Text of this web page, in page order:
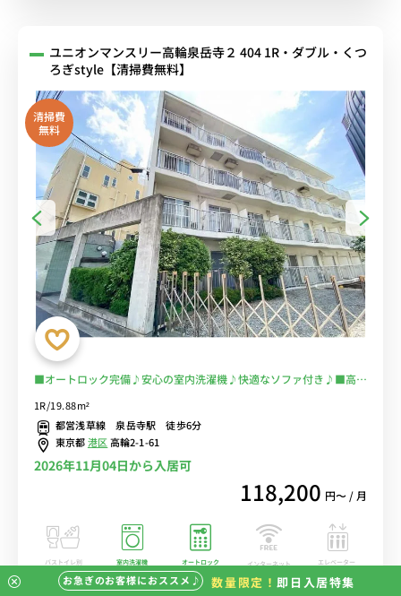
ユニオンマンスリー高輪泉岳寺２ 404 1R・ダブル・くつ
ろぎstyle【清掃費無料】
清掃費
無料
■オートロック完備♪安心の室内洗濯機♪快適なソファ付き♪■高輪
クラク♪品川は徒歩20分で少し歩きます。■選べるWi-Fi格安レンタ
ル中！
1R/19.88m²
都営浅草線 泉岳寺駅 徒歩6分
東京都港区高輪2-1-61
2026年11月04日から入居可
118,200 円〜 / 月
バストイレ別 室内洗濯機 オートロック
インターネット
エレベーター
お急ぎのお客様におススメ♪ 数量限定！ 即日入居特集